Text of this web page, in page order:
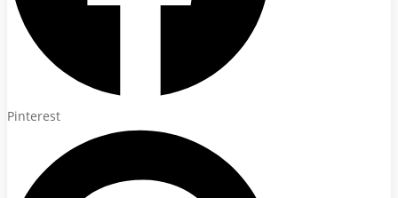
Pinterest